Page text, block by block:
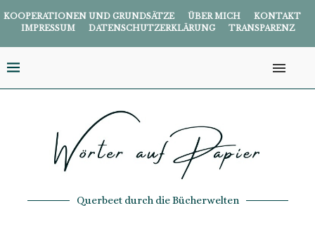
KOOPERATIONEN UND GRUNDSÄTZE ÜBER MICH
KONTAKT
IMPRESSUM
DATENSCHUTZERKLÄRUNG TRANSPARENZ
Querbeet durch die Bücherwelten